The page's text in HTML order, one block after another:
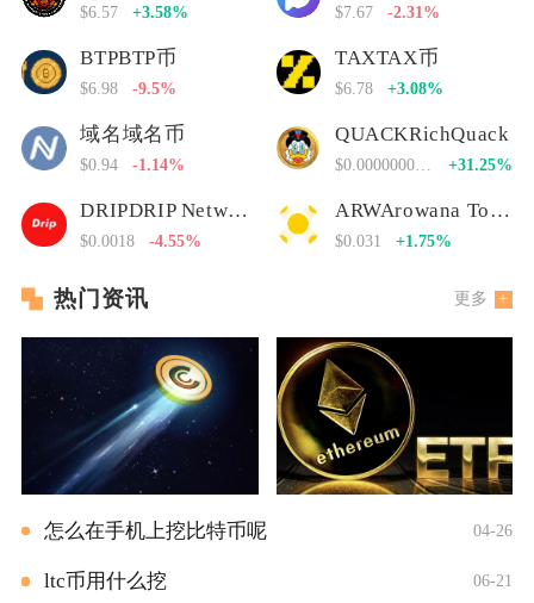
$6.57 +3.58% $7.67 -2.31%
BTPBTP币
$6.98 -9.5%
TAXTAX币
$6.78 +3.08%
域名域名币
$0.94 -1.14%
QUACKRichQuack
+31.25%
DRIPDRIP Network
$0.0018 -4.55%
ARWArowana Token
$0.031 +1.75%
热门资讯 更多
怎么在手机上挖比特币呢 04-26
ltc币用什么挖 06-21